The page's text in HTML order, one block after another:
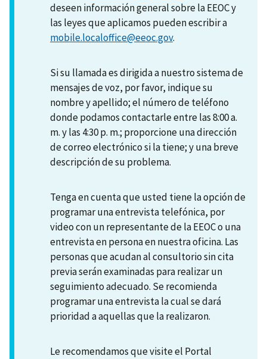
deseen información general sobre la EEOC y
las leyes que aplicamos pueden escribir a
mobile.localoffice@eeoc.gov.
Si su llamada es dirigida a nuestro sistema de
mensajes de voz, por favor, indique su
nombre y apellido; el número de teléfono
donde podamos contactarle entre las 8:00 a.
m. y las 4:30 p. m.; proporcione una dirección
de correo electrónico si la tiene; y una breve
descripción de su problema.
Tenga en cuenta que usted tiene la opción de
programar una entrevista telefónica, por
video con un representante de la EEOC o una
entrevista en persona en nuestra oficina. Las
personas que acudan al consultorio sin cita
previa serán examinadas para realizar un
seguimiento adecuado. Se recomienda
programar una entrevista la cual se dará
prioridad a aquellas que la realizaron.
Le recomendamos que visite el Portal